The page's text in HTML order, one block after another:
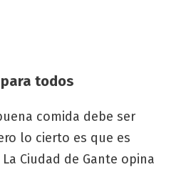
todos
comida debe ser
lo cierto es que es
Ciudad de Gante opina